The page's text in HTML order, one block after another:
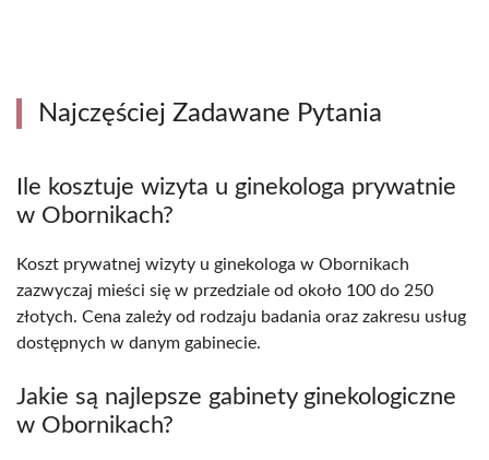
Najczęściej Zadawane Pytania
Ile kosztuje wizyta u ginekologa prywatnie
w Obornikach?
Koszt prywatnej wizyty u ginekologa w Obornikach
zazwyczaj mieści się w przedziale od około 100 do 250
złotych. Cena zależy od rodzaju badania oraz zakresu usług
dostępnych w danym gabinecie.
Jakie są najlepsze gabinety ginekologiczne
w Obornikach?